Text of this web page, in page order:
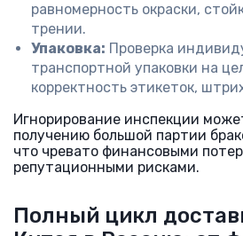
равномерность окраски,
трении.
Упаковка: Проверка
транспортной упаковки на
корректность этикеток,
Игнорирование инспекции
получению большой партии
что чревато финансовыми
репутационными рисками.
Полный цикл